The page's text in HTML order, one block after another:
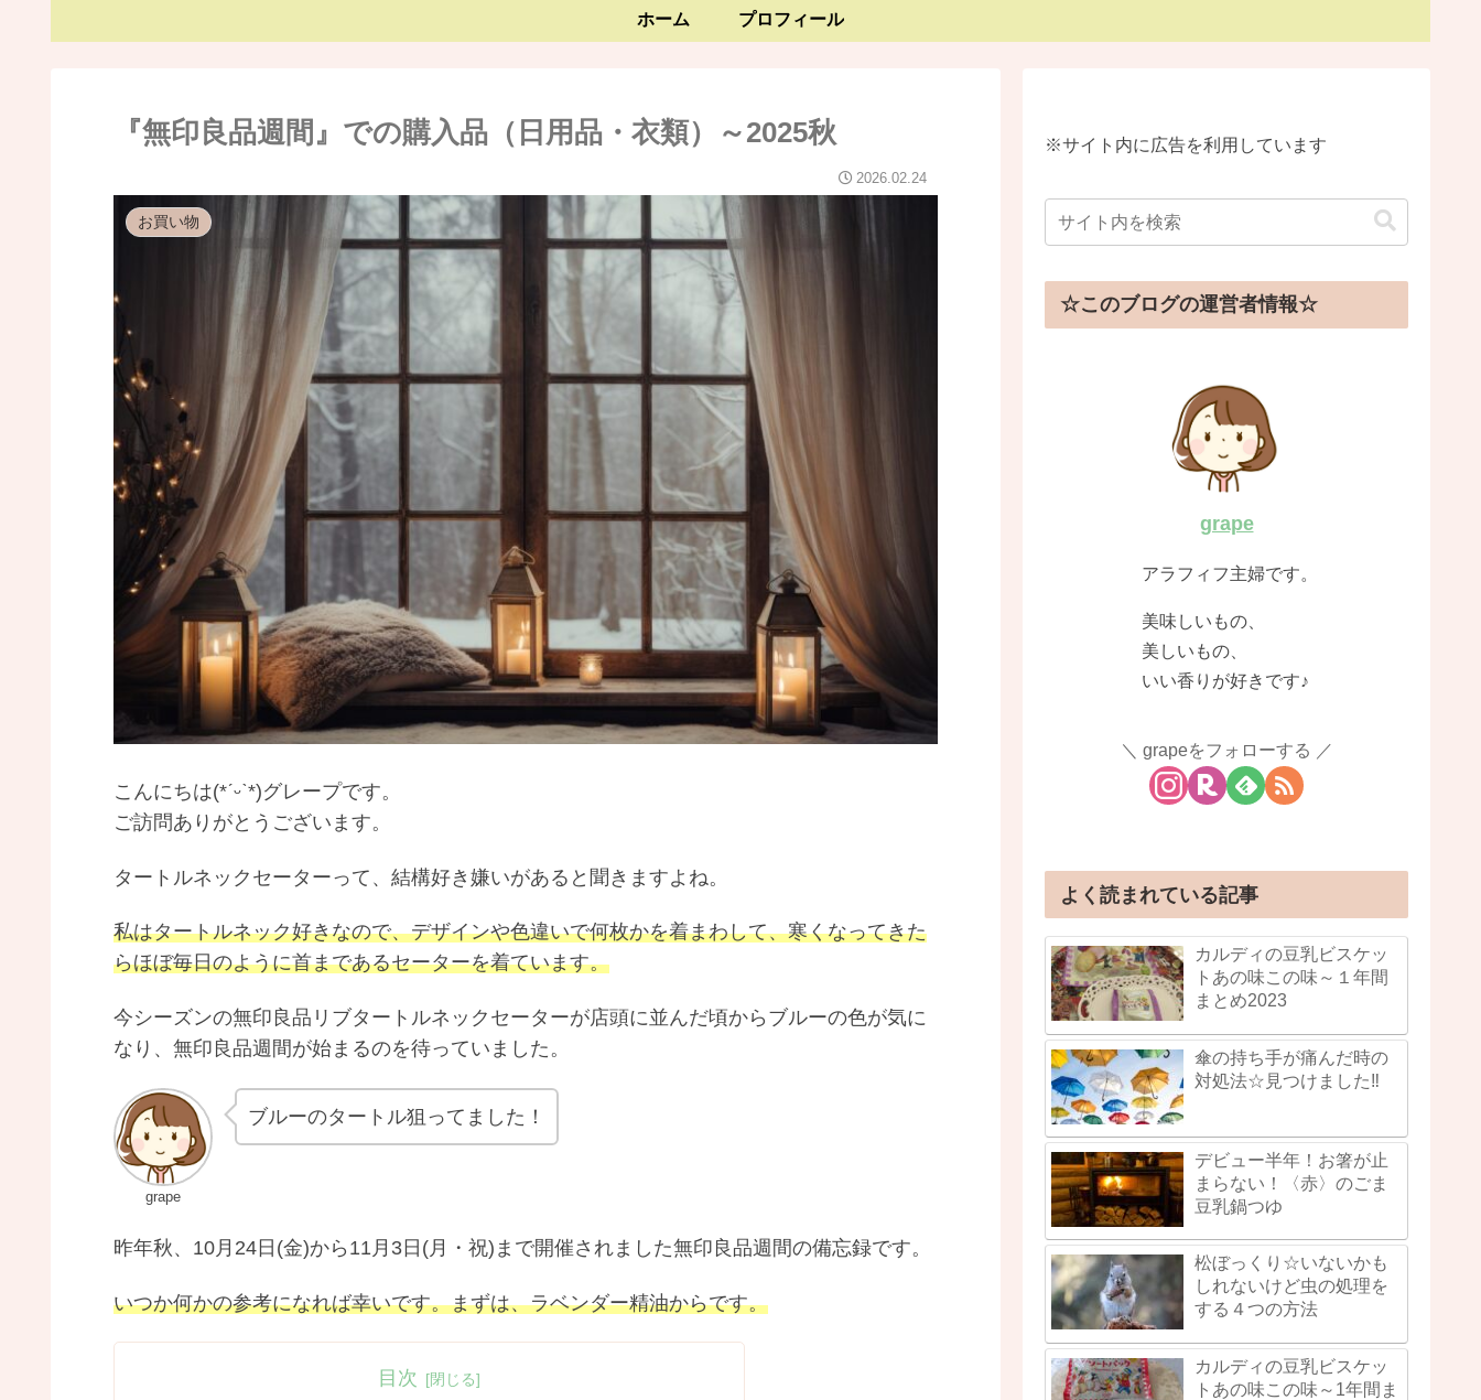
ホーム プロフィール
『無印良品週間』での購入品（日用品・衣類）～2025秋
2026.02.24
お買い物
こんにちは(*ˊᵕˋ*)グレープです。
ご訪問ありがとうございます。
タートルネックセーターって、結構好き嫌いがあると聞きますよね。
私はタートルネック好きなので、デザインや色違いで何枚かを着まわして、寒くなってきた
らほぼ毎日のように首まであるセーターを着ています。
今シーズンの無印良品リブタートルネックセーターが店頭に並んだ頃からブルーの色が気に
なり、無印良品週間が始まるのを待っていました。
grape
ブルーのタートル狙ってました！
昨年秋、10月24日(金)から11月3日(月・祝)まで開催されました無印良品週間の備忘録です。
いつか何かの参考になれば幸いです。まずは、ラベンダー精油からです。
目次
※サイト内に広告を利用しています
☆このブログの運営者情報☆
grape
アラフィフ主婦です。
美味しいもの、
美しいもの、
いい香りが好きです♪
grapeをフォローする
よく読まれている記事
カルディの豆乳ビスケッ
トあの味この味～１年間
まとめ2023
傘の持ち手が痛んだ時の
対処法☆見つけました‼
デビュー半年！お箸が止
まらない！〈赤〉のごま
豆乳鍋つゆ
松ぼっくり☆いないかも
しれないけど虫の処理を
する４つの方法
カルディの豆乳ビスケッ
トあの味この味～1年間ま